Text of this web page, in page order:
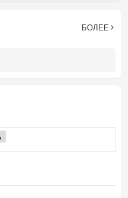
Джойстик управления на 360°
БОЛЕЕ